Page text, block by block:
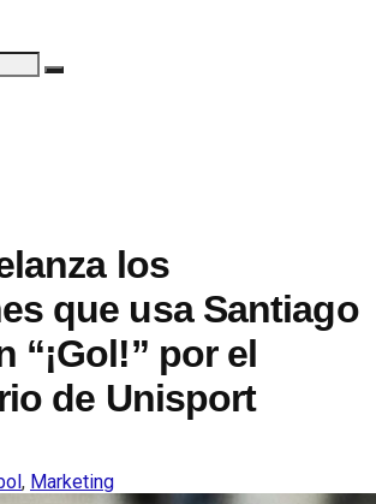
los
que usa Santiago
“¡Gol!” por el
de Unisport
, Marketing